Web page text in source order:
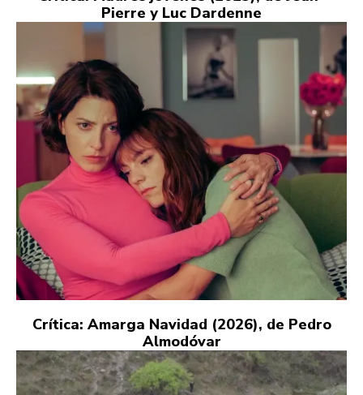
Pierre y Luc Dardenne
Crítica: Amarga Navidad (2026), de Pedro
Almodóvar